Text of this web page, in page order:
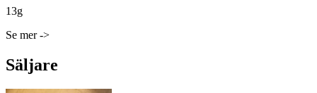
13g
Se mer ->
Säljare